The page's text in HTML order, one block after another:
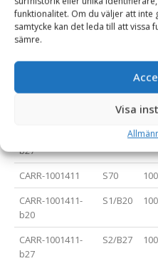
funktionalitet. Om du väljer att
samtycke kan det leda till att vissa
sämre.
Visa
b20
CARR-1002247-
b27
S2/B27
CARR-1002249-
S1/B20
b27
S2/B27
CARR-1001411 S70
CARR-1001411-
b20
S1/B20
CARR-1001411-
b27
S2/B27